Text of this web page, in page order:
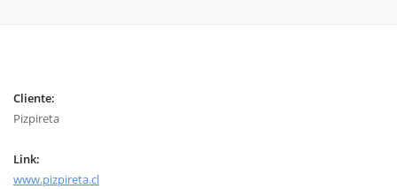
Cliente:
Pizpireta
Link:
www.pizpireta.cl